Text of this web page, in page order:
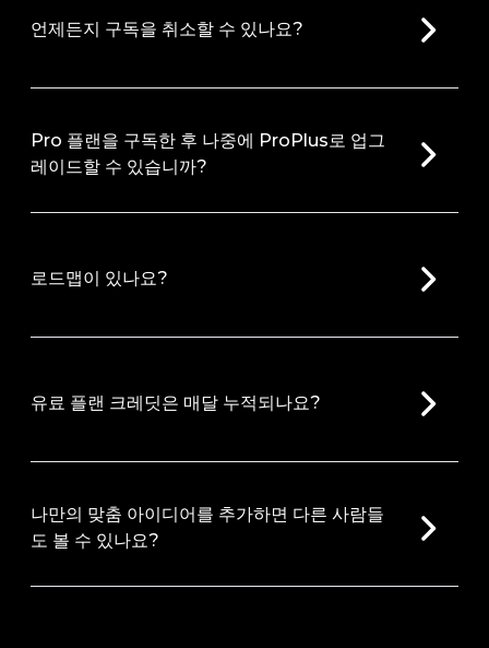
언제든지 구독을 취소할 수 있나요?
Pro 플랜을 구독한 후 나중에 ProPlus로 업그
레이드할 수 있습니까?
로드맵이 있나요?
유료 플랜 크레딧은 매달 누적되나요?
나만의 맞춤 아이디어를 추가하면 다른 사람들
도 볼 수 있나요?